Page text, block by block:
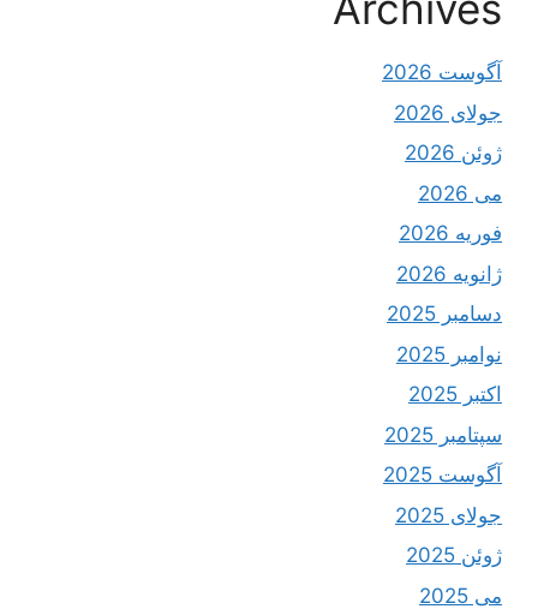
آگوست 2026
جولای 2026
ژوئن 2026
می 2026
فوریه 2026
ژانویه 2026
دسامبر 2025
نوامبر 2025
اکتبر 2025
سپتامبر 2025
آگوست 2025
جولای 2025
ژوئن 2025
می 2025